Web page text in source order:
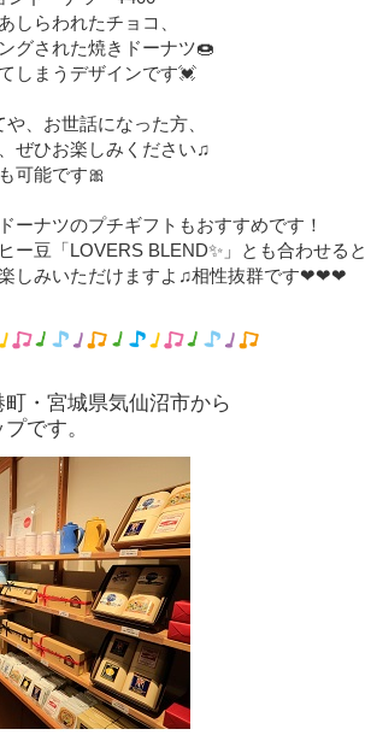
しらわれたチョコ、
グされた焼きドーナツ🍩
しまうデザインです💓
、お世話になった方、
ぜひお楽しみください♫
可能です🎀
ーナツのプチギフトもおすすめです！
ー豆「LOVERS BLEND✨」とも合わせると
しみいただけますよ♫相性抜群です❤❤❤⁡
町・宮城県気仙沼市から
です。